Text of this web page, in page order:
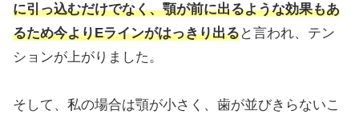
に引っ込むだけでなく、顎が前に出るような効果もあ
るため今よりEラインがはっきり出ると言われ、テン
ションが上がりました。
そして、私の場合は顎が小さく、歯が並びきらないこ